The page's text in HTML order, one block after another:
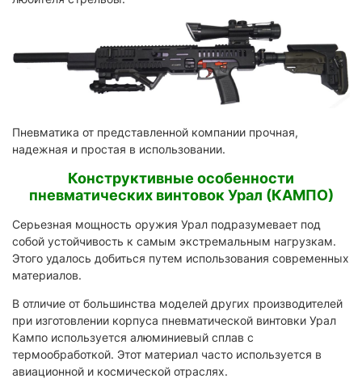
Пневматика от представленной компании прочная,
надежная и простая в использовании.
Конструктивные особенности
пневматических винтовок Урал (КАМПО)
Серьезная мощность оружия Урал подразумевает под
собой устойчивость к самым экстремальным нагрузкам.
Этого удалось добиться путем использования современных
материалов.
В отличие от большинства моделей других производителей
при изготовлении корпуса пневматической винтовки Урал
Кампо используется алюминиевый сплав с
термообработкой. Этот материал часто используется в
авиационной и космической отраслях.